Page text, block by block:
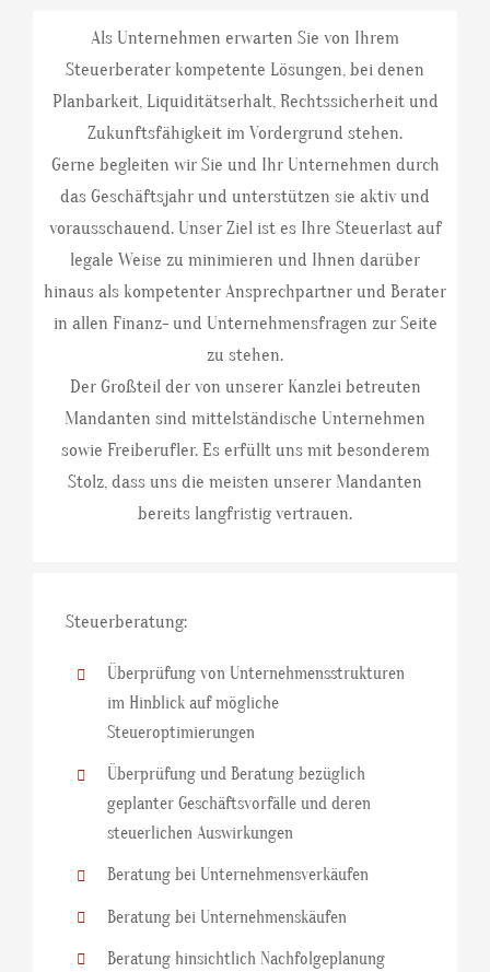
Als Unternehmen erwarten Sie von Ihrem
Steuerberater kompetente Lösungen, bei denen
Planbarkeit, Liquiditätserhalt, Rechtssicherheit und
Zukunftsfähigkeit im Vordergrund stehen.
Gerne begleiten wir Sie und Ihr Unternehmen durch
das Geschäftsjahr und unterstützen sie aktiv und
vorausschauend. Unser Ziel ist es Ihre Steuerlast auf
legale Weise zu minimieren und Ihnen darüber
hinaus als kompetenter Ansprechpartner und Berater
in allen Finanz- und Unternehmensfragen zur Seite
zu stehen.
Der Großteil der von unserer Kanzlei betreuten
Mandanten sind mittelständische Unternehmen
sowie Freiberufler. Es erfüllt uns mit besonderem
Stolz, dass uns die meisten unserer Mandanten
bereits langfristig vertrauen.
Steuerberatung:
Überprüfung von Unternehmensstrukturen
im Hinblick auf mögliche
Steueroptimierungen
Überprüfung und Beratung bezüglich
geplanter Geschäftsvorfälle und deren
steuerlichen Auswirkungen
Beratung bei Unternehmensverkäufen
Beratung bei Unternehmenskäufen
Beratung hinsichtlich Nachfolgeplanung